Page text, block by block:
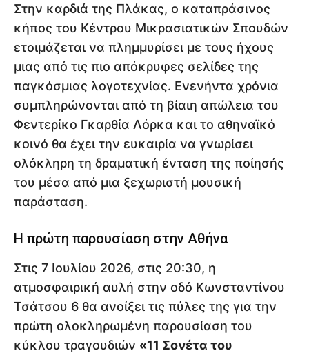
Στην καρδιά της Πλάκας, ο καταπράσινος
κήπος του Κέντρου Μικρασιατικών Σπουδών
ετοιμάζεται να πλημμυρίσει με τους ήχους
μιας από τις πιο απόκρυφες σελίδες της
παγκόσμιας λογοτεχνίας. Ενενήντα χρόνια
συμπληρώνονται από τη βίαιη απώλεια του
Φεντερίκο Γκαρθία Λόρκα και το αθηναϊκό
κοινό θα έχει την ευκαιρία να γνωρίσει
ολόκληρη τη δραματική ένταση της ποίησής
του μέσα από μια ξεχωριστή μουσική
παράσταση.
Η πρώτη παρουσίαση στην Αθήνα
Στις 7 Ιουλίου 2026, στις 20:30, η
ατμοσφαιρική αυλή στην οδό Κωνσταντίνου
Τσάτσου 6 θα ανοίξει τις πύλες της για την
πρώτη ολοκληρωμένη παρουσίαση του
κύκλου τραγουδιών «11 Σονέτα του